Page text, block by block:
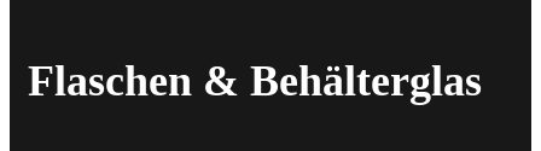
Flaschen & Behälterglas